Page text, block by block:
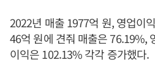
2022년 매출 1977억 원, 영업이
46억 원에 견줘 매출은 76.19%,
이익은 102.13% 각각 증가했다.